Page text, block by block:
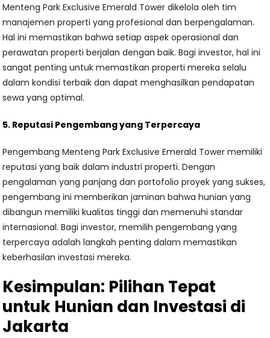
Menteng Park Exclusive Emerald Tower dikelola oleh tim
manajemen properti yang profesional dan berpengalaman.
Hal ini memastikan bahwa setiap aspek operasional dan
perawatan properti berjalan dengan baik. Bagi investor, hal ini
sangat penting untuk memastikan properti mereka selalu
dalam kondisi terbaik dan dapat menghasilkan pendapatan
sewa yang optimal.
5. Reputasi Pengembang yang Terpercaya
Pengembang Menteng Park Exclusive Emerald Tower memiliki
reputasi yang baik dalam industri properti. Dengan
pengalaman yang panjang dan portofolio proyek yang sukses,
pengembang ini memberikan jaminan bahwa hunian yang
dibangun memiliki kualitas tinggi dan memenuhi standar
internasional. Bagi investor, memilih pengembang yang
terpercaya adalah langkah penting dalam memastikan
keberhasilan investasi mereka.
Kesimpulan: Pilihan Tepat
untuk Hunian dan Investasi di
Jakarta